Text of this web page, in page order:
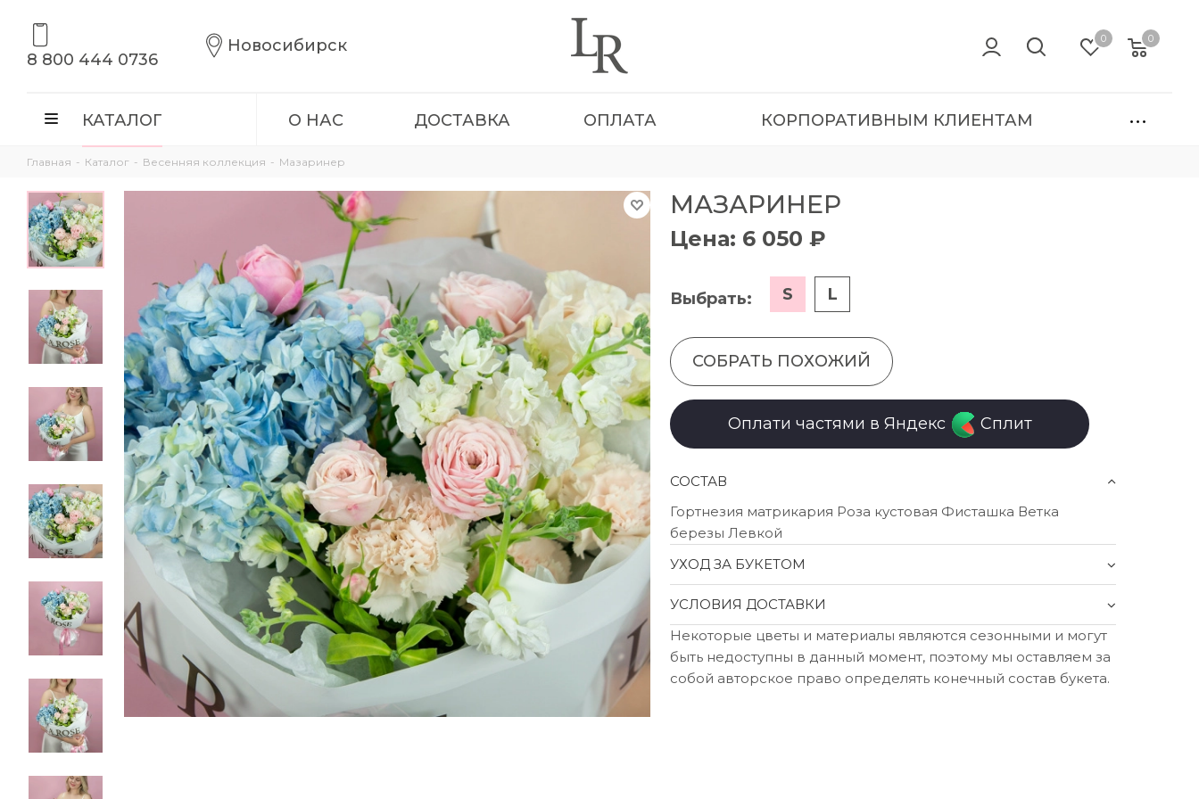
8 800 444 0736
Новосибирск 0 0
КАТАЛОГ О НАС ДОСТАВКА ОПЛАТА КОРПОРАТИВНЫМ КЛИЕНТАМ
Главная - Каталог - Весенняя коллекция - Мазаринер
МАЗАРИНЕР
Цена: 6 050 ₽
Выбрать: S L
СОБРАТЬ ПОХОЖИЙ
Оплати частями в Яндекс Сплит
СОСТАВ
Гортнезия матрикария Роза кустовая Фисташка Ветка
березы Левкой
УХОД ЗА БУКЕТОМ
УСЛОВИЯ ДОСТАВКИ
Некоторые цветы и материалы являются сезонными и могут
быть недоступны в данный момент, поэтому мы оставляем за
собой авторское право определять конечный состав букета.